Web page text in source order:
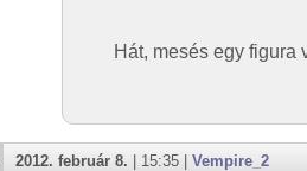
Hát, mesés egy figura
2012. február 8. | 15:35 | Vempire_2